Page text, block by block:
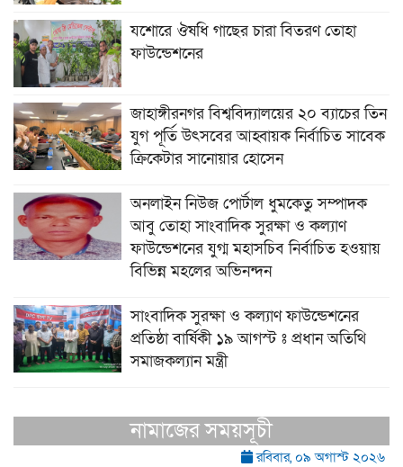
যশোরে ঔষধি গাছের চারা বিতরণ তোহা
ফাউন্ডেশনের
জাহাঙ্গীরনগর বিশ্ববিদ্যালয়ের ২০ ব্যাচের তিন
যুগ পূর্তি উৎসবের আহ্বায়ক নির্বাচিত সাবেক
ক্রিকেটার সানোয়ার হোসেন
অনলাইন নিউজ পোর্টাল ধুমকেতু সম্পাদক
আবু তোহা সাংবাদিক সুরক্ষা ও কল্যাণ
ফাউন্ডেশনের যুগ্ম মহাসচিব নির্বাচিত হওয়ায়
বিভিন্ন মহলের অভিনন্দন
সাংবাদিক সুরক্ষা ও কল্যাণ ফাউন্ডেশনের
প্রতিষ্ঠা বার্ষিকী ১৯ আগস্ট ঃ প্রধান অতিথি
সমাজকল্যান মন্ত্রী
নামাজের সময়সূচী
রবিবার, ০৯ অগাস্ট ২০২৬